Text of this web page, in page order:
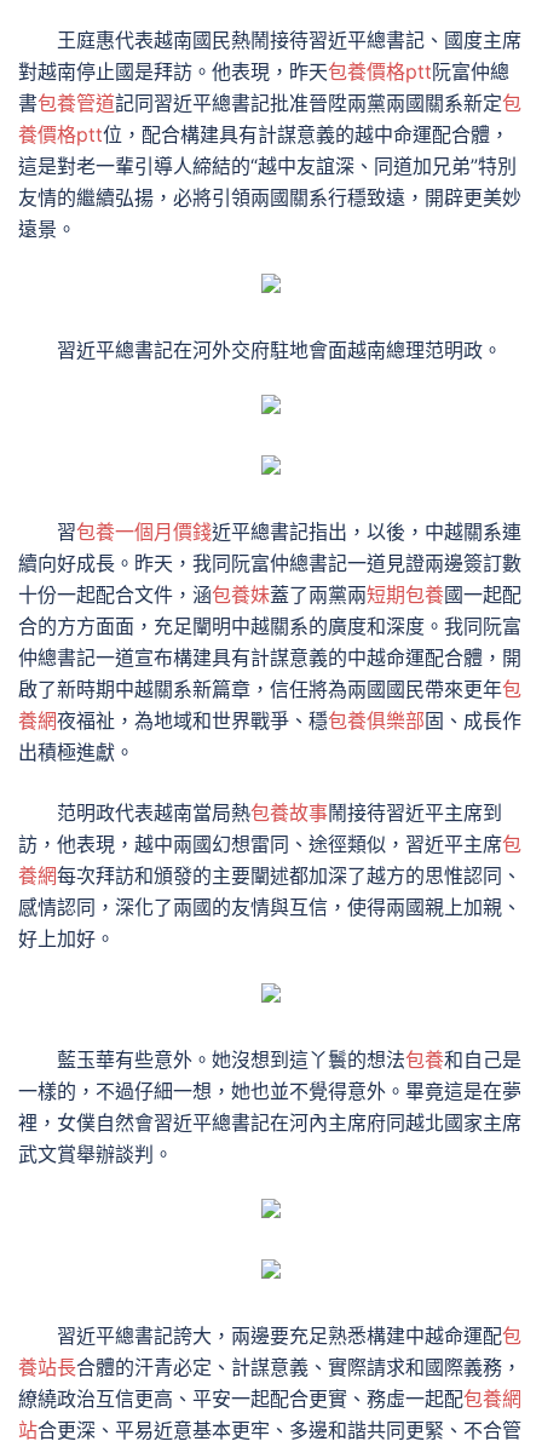
王庭惠代表越南國民熱鬧接待習近平總書記、國度主席
對越南停止國是拜訪。他表現，昨天包養價格ptt阮富仲總
書包養管道記同習近平總書記批准晉陞兩黨兩國關系新定包
養價格ptt位，配合構建具有計謀意義的越中命運配合體，
這是對老一輩引導人締結的“越中友誼深、同道加兄弟”特別
友情的繼續弘揚，必將引領兩國關系行穩致遠，開辟更美妙
遠景。
習近平總書記在河外交府駐地會面越南總理范明政。
習包養一個月價錢近平總書記指出，以後，中越關系連
續向好成長。昨天，我同阮富仲總書記一道見證兩邊簽訂數
十份一起配合文件，涵包養妹蓋了兩黨兩短期包養國一起配
合的方方面面，充足闡明中越關系的廣度和深度。我同阮富
仲總書記一道宣布構建具有計謀意義的中越命運配合體，開
啟了新時期中越關系新篇章，信任將為兩國國民帶來更年包
養網夜福祉，為地域和世界戰爭、穩包養俱樂部固、成長作
出積極進獻。
范明政代表越南當局熱包養故事鬧接待習近平主席到
訪，他表現，越中兩國幻想雷同、途徑類似，習近平主席包
養網每次拜訪和頒發的主要闡述都加深了越方的思惟認同、
感情認同，深化了兩國的友情與互信，使得兩國親上加親、
好上加好。
藍玉華有些意外。她沒想到這丫鬟的想法包養和自己是
一樣的，不過仔細一想，她也並不覺得意外。畢竟這是在夢
裡，女僕自然會習近平總書記在河內主席府同越北國家主席
武文賞舉辦談判。
習近平總書記誇大，兩邊要充足熟悉構建中越命運配包
養站長合體的汗青必定、計謀意義、實際請求和國際義務，
繚繞政治互信更高、平安一起配合更實、務虛一起配包養網
站合更深、平易近意基本更牢、多邊和諧共同更緊、不合管